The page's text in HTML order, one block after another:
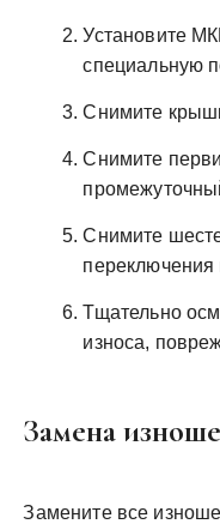
Установите
специальную
Снимите
Снимите
Снимите
переключения
Тщательно
износа,
Замена
Замените все